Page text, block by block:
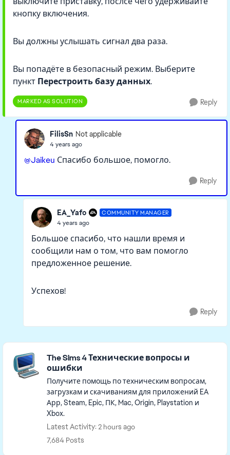
кнопку включения.
Вы должны услышать сигнал два раза.
Вы попадёте в безопасный режим. Выберите
пункт Перестроить базу данных.
MARKED AS SOLUTION Reply
FilisSn Not applicable
4 years ago
@Jaikeu Спасибо большое, помогло.
Reply
EA_Yafo COMMUNITY MANAGER
4 years ago
Большое спасибо, что нашли время и
сообщили нам о том, что вам помогло
предложенное решение.
Успехов!
Reply
Featured Places
The Sims 4 Технические вопросы и
ошибки
Получите помощь по техническим вопросам,
загрузкам и скачиваниям для приложений EA
Арр, Steam, Epic, ПК, Mac, Origin, Playstation и
Xbox.
Latest Activity: 2 hours ago
7,684 Posts